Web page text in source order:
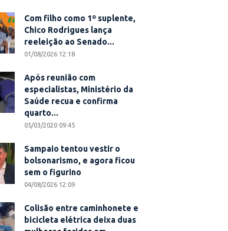
Com filho como 1º suplente,
Chico Rodrigues lança
reeleição ao Senado...
01/08/2026 12:18
Após reunião com
especialistas, Ministério da
Saúde recua e confirma
quarto...
05/03/2020 09:45
Sampaio tentou vestir o
bolsonarismo, e agora ficou
sem o figurino
04/08/2026 12:09
Colisão entre caminhonete e
bicicleta elétrica deixa duas